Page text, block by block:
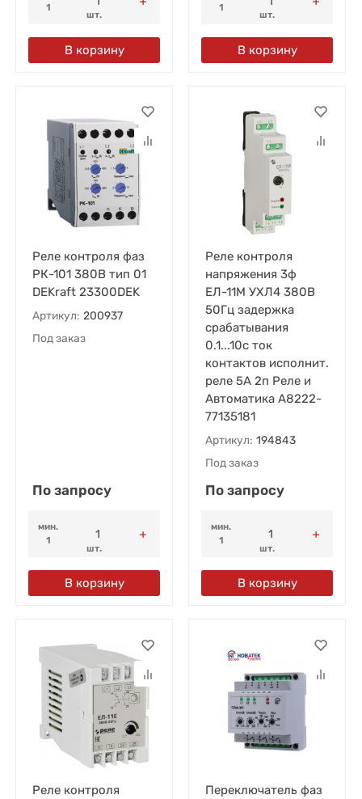
1
шт.
В корзину
1
шт.
В корзину
Реле контроля фаз
РК-101 380В тип 01
DEKraft 23300DEK
Артикул: 200937
Под заказ
По запросу
мин.
1
шт.
В корзину
Реле контроля
напряжения 3ф
ЕЛ-11М УХЛ4 380В
50Гц задержка
срабатывания
0.1...10с ток
контактов исполнит.
реле 5А 2п Реле и
Автоматика A8222-
77135181
Артикул: 194843
Под заказ
По запросу
мин.
1
шт.
В корзину
Реле контроля
Переключатель фаз